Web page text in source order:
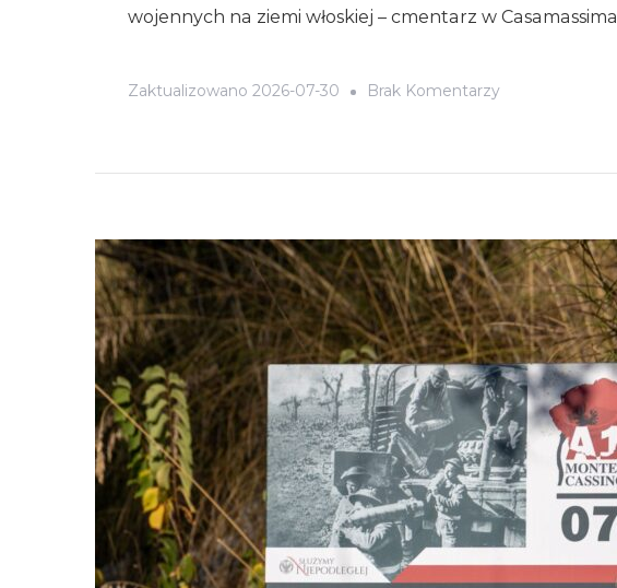
wojennych na ziemi włoskiej – cmentarz w Casamassima
Zaktualizowano 2026-07-30 Brak KomentarzyDo
Casamassima